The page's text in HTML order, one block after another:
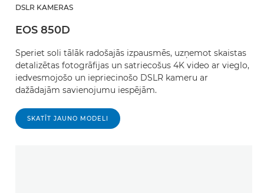
DSLR KAMERAS
EOS 850D
Speriet soli tālāk radošajās izpausmēs, uzņemot skaistas
detalizētas fotogrāfijas un satriecošus 4K video ar vieglo,
iedvesmojošo un iepriecinošo DSLR kameru ar
dažādajām savienojumu iespējām.
SKATĪT JAUNO MODELI